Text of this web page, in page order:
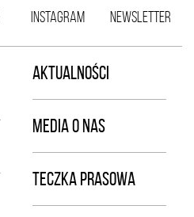
INSTAGRAM NEWSLETTER
AKTUALNOŚCI
MEDIA O NAS
TECZKA PRASOWA